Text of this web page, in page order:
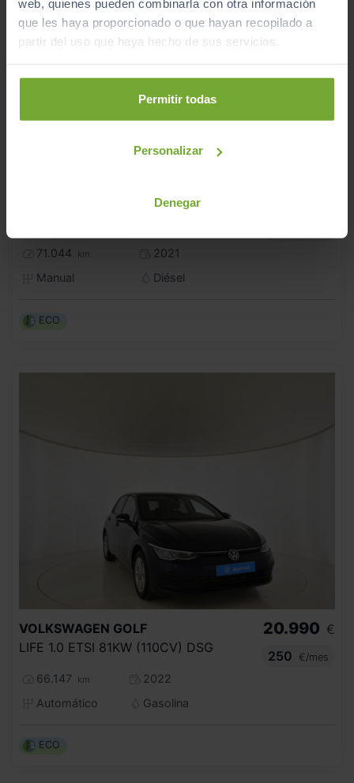
web, quienes pueden combinarla con otra información
que les haya proporcionado o que hayan recopilado a
partir del uso que haya hecho de sus servicios.
Permitir todas
Personalizar
Denegar
71.044 km
2021
Manual
Diésel
ECO
VOLKSWAGEN GOLF
LIFE 1.0 ETSI 81KW (110CV) DSG
66.147 km
2022
Automático
Gasolina
20.990 €
250
€/mes
ECO